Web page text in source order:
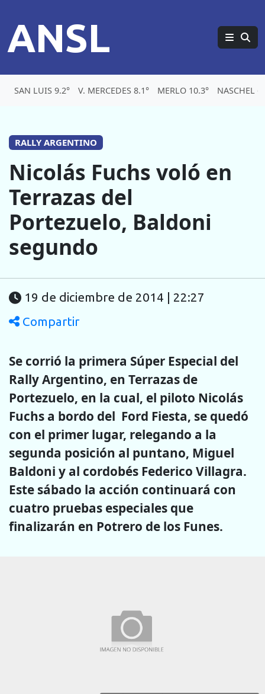
ANSL
SAN LUIS 9.2° V. MERCEDES 8.1° MERLO 10.3° NASCHEL
RALLY ARGENTINO
Nicolás Fuchs voló en
Terrazas del
Portezuelo, Baldoni
segundo
19 de diciembre de 2014 | 22:27
Compartir
Se corrió la primera Súper Especial del
Rally Argentino, en Terrazas de
Portezuelo, en la cual, el piloto Nicolás
Fuchs a bordo del Ford Fiesta, se quedó
con el primer lugar, relegando a la
segunda posición al puntano, Miguel
Baldoni y al cordobés Federico Villagra.
Este sábado la acción continuará con
cuatro pruebas especiales que
finalizarán en Potrero de los Funes.